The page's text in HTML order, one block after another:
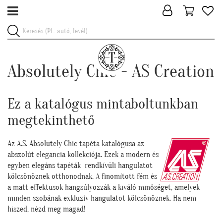
Absolutely Chic - AS Creation
Ez a katalógus mintaboltunkban
megtekinthető
Az A.S. Absolutely Chic tapéta katalógusa az
abszolút elegancia kollekciója. Ezek a modern és
egyben elegáns tapéták rendkívüli hangulatot
kölcsönöznek otthonodnak. A finomított fém és
a matt effektusok hangsúlyozzák a kiváló minőséget, amelyek
minden szobának exkluzív hangulatot kölcsönöznek. Ha nem
hiszed, nézd meg magad!